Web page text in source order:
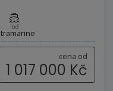
loď
cena od
1 017 000 Kč